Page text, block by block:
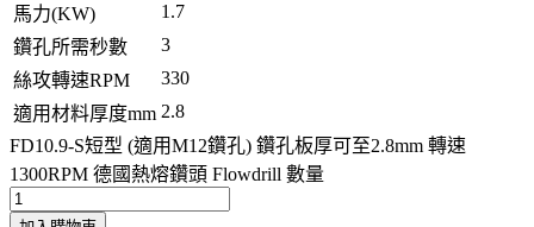
馬力(KW)
1.7
鑽孔所需秒數
3
絲攻轉速RPM
330
適用材料厚度mm 2.8
FD10.9-S短型 (適用M12鑽孔) 鑽孔板厚可至2.8mm 轉速
1300RPM 德國熱熔鑽頭 Flowdrill 數量